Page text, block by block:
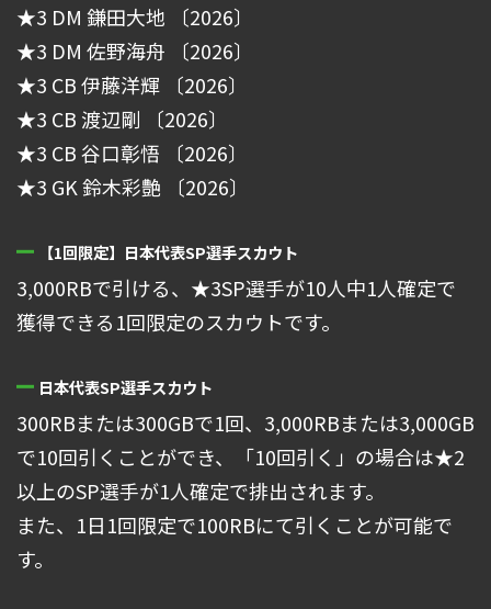
★3 DM 鎌田大地 〔2026〕
★3 DM 佐野海舟 〔2026〕
★3 CB 伊藤洋輝 〔2026〕
★3 CB 渡辺剛 〔2026〕
★3 CB 谷口彰悟 〔2026〕
★3 GK 鈴木彩艶 〔2026〕
【1回限定】日本代表SP選手スカウト
3,000RBで引ける、★3SP選手が10人中1人確定で
獲得できる1回限定のスカウトです。
日本代表SP選手スカウト
300RBまたは300GBで1回、3,000RBまたは3,000GB
で10回引くことができ、「10回引く」の場合は★2
以上のSP選手が1人確定で排出されます。
また、1日1回限定で100RBにて引くことが可能で
す。